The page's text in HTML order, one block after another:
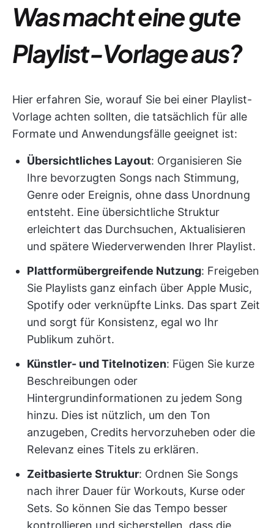
Was macht eine gute
Playlist-Vorlage aus?
Hier erfahren Sie, worauf Sie bei einer Playlist-
Vorlage achten sollten, die tatsächlich für alle
Formate und Anwendungsfälle geeignet ist:
Übersichtliches Layout: Organisieren Sie
Ihre bevorzugten Songs nach Stimmung,
Genre oder Ereignis, ohne dass Unordnung
entsteht. Eine übersichtliche Struktur
erleichtert das Durchsuchen, Aktualisieren
und spätere Wiederverwenden Ihrer Playlist.
Plattformübergreifende Nutzung: Freigeben
Sie Playlists ganz einfach über Apple Music,
Spotify oder verknüpfte Links. Das spart Zeit
und sorgt für Konsistenz, egal wo Ihr
Publikum zuhört.
Künstler- und Titelnotizen: Fügen Sie kurze
Beschreibungen oder
Hintergrundinformationen zu jedem Song
hinzu. Dies ist nützlich, um den Ton
anzugeben, Credits hervorzuheben oder die
Relevanz eines Titels zu erklären.
Zeitbasierte Struktur: Ordnen Sie Songs
nach ihrer Dauer für Workouts, Kurse oder
Sets. So können Sie das Tempo besser
kontrollieren und sicherstellen, dass die